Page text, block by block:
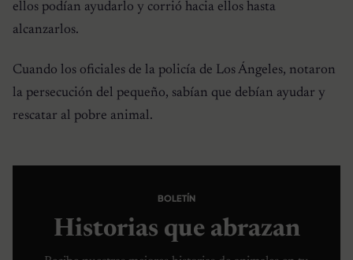
ellos podían ayudarlo y corrió hacia ellos hasta
alcanzarlos.
Cuando los oficiales de la policía de Los Ángeles, notaron
la persecución del pequeño, sabían que debían ayudar y
rescatar al pobre animal.
BOLETÍN
Historias que abrazan